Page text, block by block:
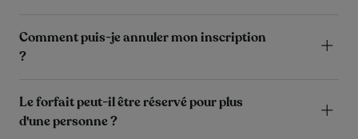
Comment puis-je annuler mon inscription
?
Le forfait peut-il être réservé pour plus
d'une personne ?